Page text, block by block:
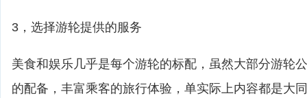
3，选择游轮提供的服务
美食和娱乐几乎是每个游轮的标配，虽然大部分游轮
的配备，丰富乘客的旅行体验，单实际上内容都是大